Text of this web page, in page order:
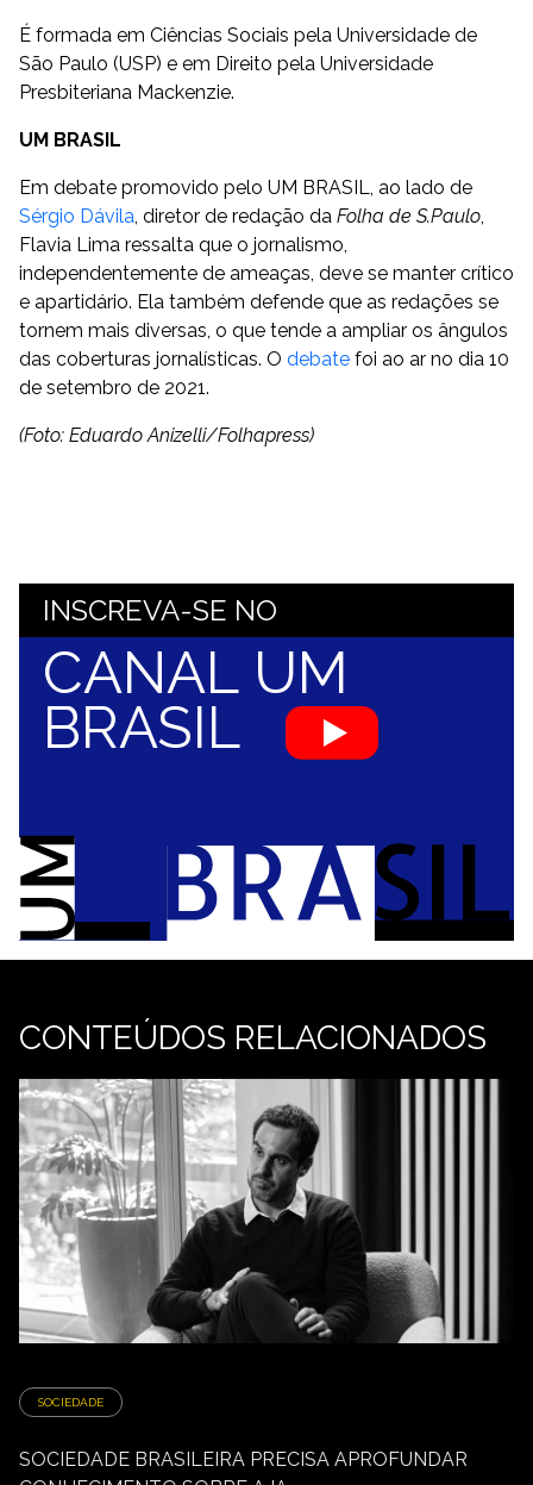
É formada em Ciências Sociais pela Universidade de
São Paulo (USP) e em Direito pela Universidade
Presbiteriana Mackenzie.
UM BRASIL
Em debate promovido pelo UM BRASIL, ao lado de
Sérgio Dávila, diretor de redação da Folha de S.Paulo,
Flavia Lima ressalta que o jornalismo,
independentemente de ameaças, deve se manter crítico
e apartidário. Ela também defende que as redações se
tornem mais diversas, o que tende a ampliar os ângulos
das coberturas jornalísticas. O debate foi ao ar no dia 10
de setembro de 2021.
(Foto: Eduardo Anizelli/Folhapress)
INSCREVA-SE NO
CANAL UM
BRASIL
CONTEÚDOS RELACIONADOS
SOCIEDADE
SOCIEDADE BRASILEIRA PRECISA APROFUNDAR